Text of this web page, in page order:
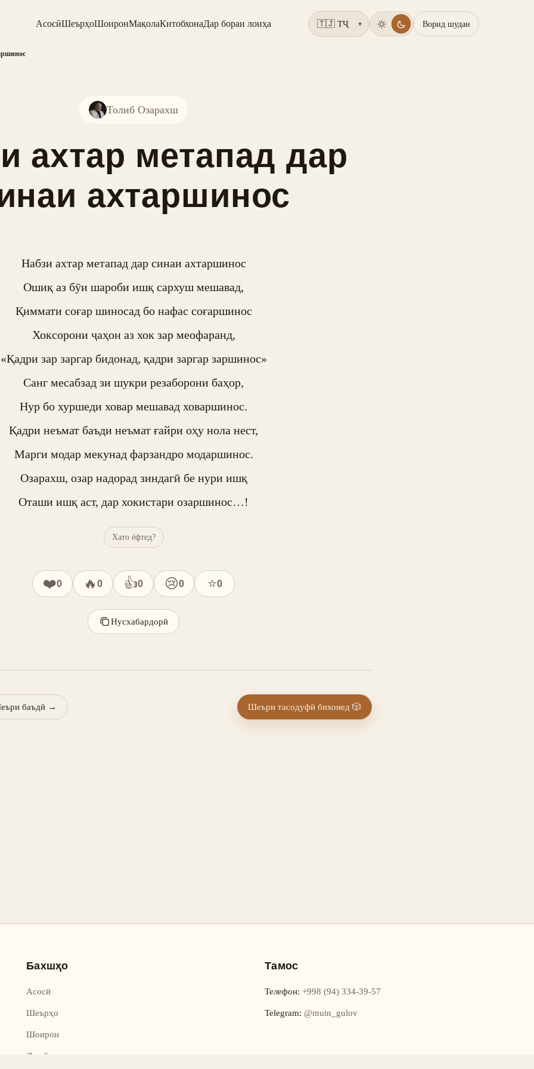
АсосӣШеърҳоШоиронМақолаКитобхонаДар бораи лоиҳа ▾ Ворид шудан
Толиб Озарахш
ахтар метапад дар
ахтаршинос
Набзи ахтар метапад дар синаи ахтаршинос
Ошиқ аз бӯи шароби ишқ сархуш мешавад,
Қиммати соғар шиносад бо нафас соғаршинос
Хоксорони ҷаҳон аз хок зар меофаранд,
«Қадри зар заргар бидонад, қадри заргар заршинос»
Санг месабзад зи шукри резаборони баҳор,
Нур бо хуршеди ховар мешавад ховаршинос.
Қадри неъмат баъди неъмат ғайри оҳу нола нест,
Марги модар мекунад фарзандро модаршинос.
Озарахш, озар надорад зиндагӣ бе нури ишқ
Оташи ишқ аст, дар хокистари озаршинос…!
Хато ёфтед?
❤️0 🔥 0 👍0 😢0 ⭐0
Нусхабардорӣ
баъдӣ → Шеъри тасодуфӣ бихонед 🎲
Бахшҳо
Асосӣ
Шеърҳо
Шоирон
Дар бораи лоиҳа
Тамос
Телефон: +998 (94) 334-39-57
Telegram: @muin_gulov